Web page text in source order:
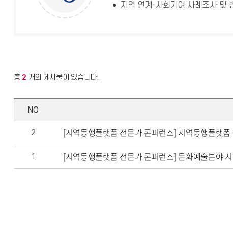
지역 연계·사회기여 사례조사 및
총 2 개의 게시물이 있습니다.
NO
2 [지역동행플랫폼 전문가 콘퍼런스] 지역동행플랫
1 [지역동행플랫폼 전문가 콘퍼런스] 문화예술분야